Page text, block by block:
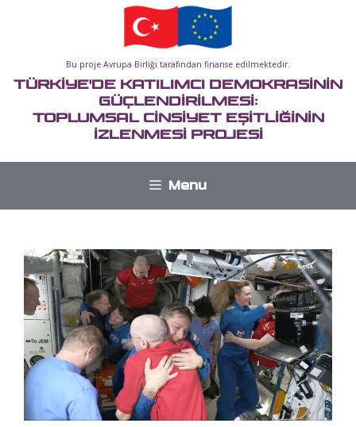
Bu proje Avrupa Birliği tarafından finanse edilmektedir.
TÜRKİYE'DE KATILIMCI DEMOKRASİNİN
GÜÇLENDİRİLMESİ:
TOPLUMSAL CİNSİYET EŞİTLİĞİNİN
İZLENMESİ PROJESİ
Menu